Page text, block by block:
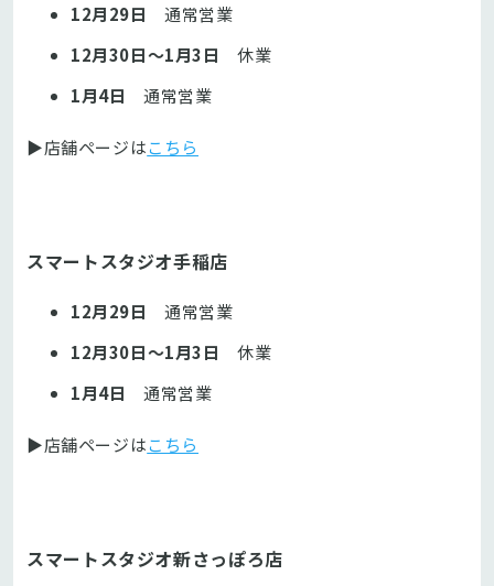
12月29日
通常営業
12月30日～1月3日
休業
1月4日
通常営業
▶店舗ページはこちら
スマートスタジオ手稲店
12月29日
通常営業
12月30日～1月3日
休業
1月4日
通常営業
▶店舗ページはこちら
スマートスタジオ新さっぽろ店